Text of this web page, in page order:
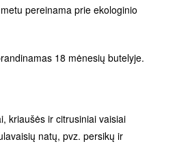
pereinama prie ekologinio
18 mėnesių butelyje.
kriaušės ir citrusiniai vaisiai
natų, pvz. persikų ir